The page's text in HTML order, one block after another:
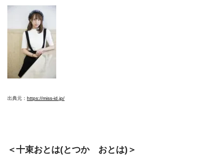
出典元： https://miss-id.jp/
＜十束おとは(とつか おとは)＞